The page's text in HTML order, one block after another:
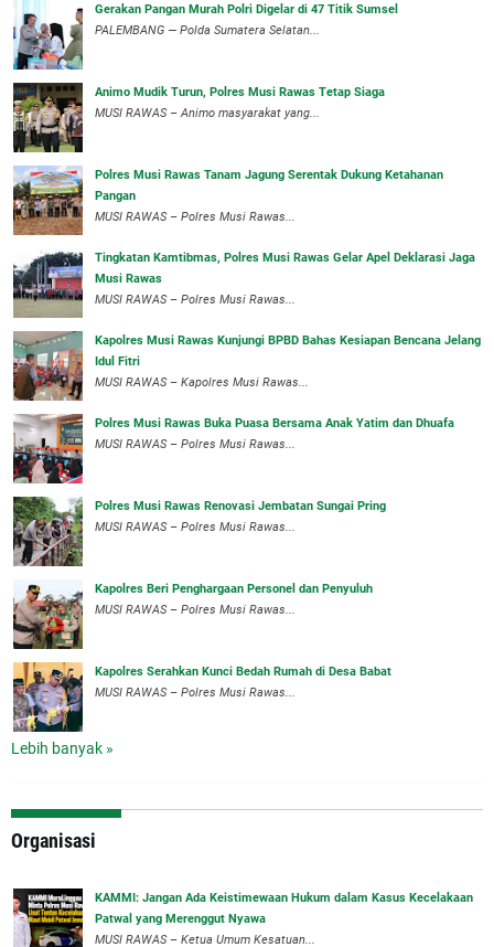
Gerakan Pangan Murah Polri Digelar di 47 Titik Sumsel
PALEMBANG — Polda Sumatera Selatan...
Animo Mudik Turun, Polres Musi Rawas Tetap Siaga
MUSI RAWAS – Animo masyarakat yang...
Polres Musi Rawas Tanam Jagung Serentak Dukung Ketahanan
Pangan
MUSI RAWAS – Polres Musi Rawas...
Tingkatan Kamtibmas, Polres Musi Rawas Gelar Apel Deklarasi Jaga
Musi Rawas
MUSI RAWAS – Polres Musi Rawas...
Kapolres Musi Rawas Kunjungi BPBD Bahas Kesiapan Bencana Jelang
Idul Fitri
MUSI RAWAS – Kapolres Musi Rawas...
Polres Musi Rawas Buka Puasa Bersama Anak Yatim dan Dhuafa
MUSI RAWAS – Polres Musi Rawas...
Polres Musi Rawas Renovasi Jembatan Sungai Pring
MUSI RAWAS – Polres Musi Rawas...
Kapolres Beri Penghargaan Personel dan Penyuluh
MUSI RAWAS – Polres Musi Rawas...
Kapolres Serahkan Kunci Bedah Rumah di Desa Babat
MUSI RAWAS – Polres Musi Rawas...
Lebih banyak »
Organisasi
‎KAMMI: Jangan Ada Keistimewaan Hukum dalam Kasus Kecelakaan
Patwal yang Merenggut Nyawa
‎MUSI RAWAS – Ketua Umum Kesatuan...